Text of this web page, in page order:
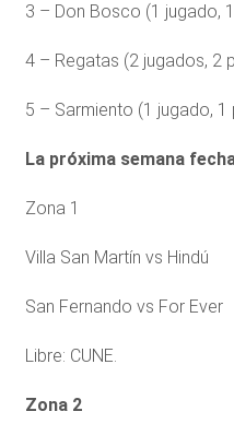
3 – Don Bosco (1 jugado,
4 – Regatas (2 jugados, 2
5 – Sarmiento (1 jugado,
La próxima semana
Zona 1
Villa San Martín vs Hindú
San Fernando vs For Ever
Libre: CUNE.
Zona 2